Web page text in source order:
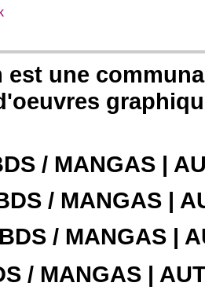
est une
/ MANGAS |
/ MANGAS |
/ MANGAS |
/ MANGAS |